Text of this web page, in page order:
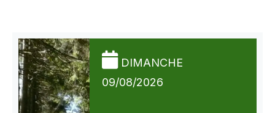
DIMANCHE
09/08/2026